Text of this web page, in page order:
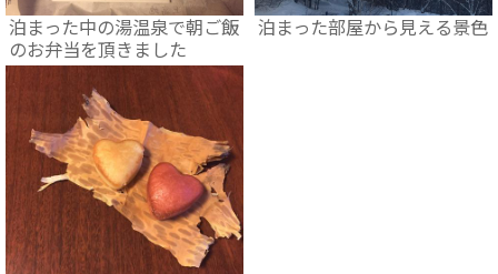
泊まった中の湯温泉で朝ご飯
のお弁当を頂きました
泊まった部屋から見える景色